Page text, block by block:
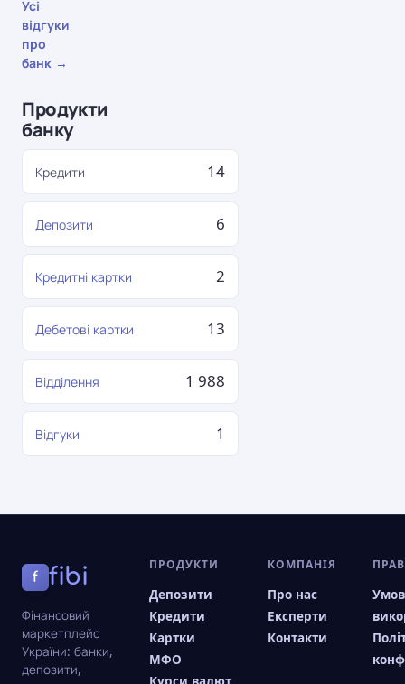
Усі
відгуки
про
банк →
Продукти
банку
Кредити 14
Депозити 6
Кредитні картки 2
Дебетові картки 13
Відділення 1 988
Відгуки 1
f fibi
Фінансовий
маркетплейс
України: банки,
депозити,
ПРОДУКТИ
Депозити
Кредити
Картки
МФО
КОМПАНІЯ
Про нас
Експерти
Контакти